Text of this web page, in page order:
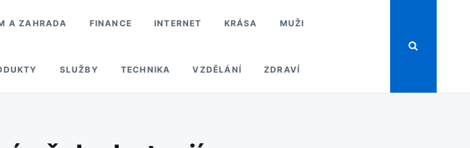
A ZAHRADA FINANCE INTERNET KRÁSA MUŽI
SLUŽBY TECHNIKA VZDĚLÁNÍ ZDRAVÍ